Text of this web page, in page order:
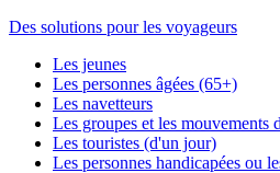
Des solutions pour les voyageurs
Les jeunes
Les personnes âgées (65+)
Les navetteurs
Les groupes et les mouvements
Les touristes (d'un jour)
Les personnes handicapées ou